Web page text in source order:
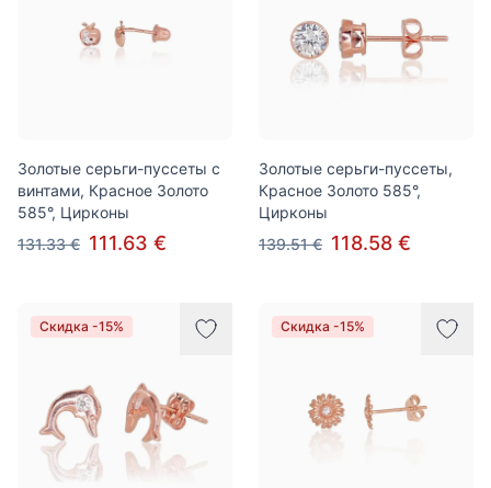
Золотые серьги-пуссеты с
винтами, Красное Золото
585°, Цирконы
131.33 € 111.63 €
Золотые серьги-пуссеты,
Красное Золото 585°,
Цирконы
139.51 € 118.58 €
Скидка -15% Скидка -15%